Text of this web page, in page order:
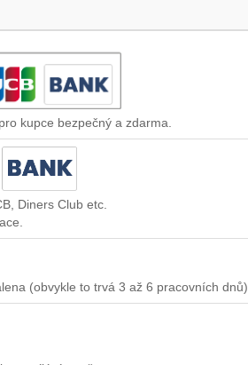
kupce bezpečný a zdarma.
Diners Club etc.
(obvykle to trvá 3 až 6 pracovních dnů)